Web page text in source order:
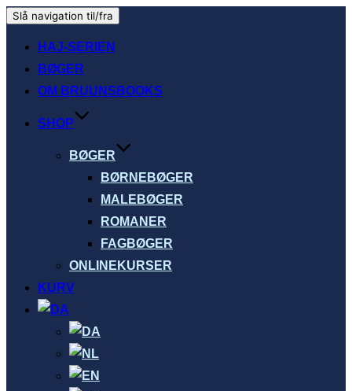
Slå navigation til/fra
HAJ-SERIEN
BØGER
OM BRUUNSBOOKS
SHOP
BØGER
BØRNEBØGER
MALEBØGER
ROMANER
FAGBØGER
ONLINEKURSER
KURV